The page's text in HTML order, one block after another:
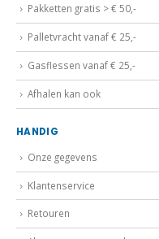
Pakketten gratis > € 50,-
Palletvracht vanaf € 25,-
Gasflessen vanaf € 25,-
Afhalen kan ook
HANDIG
Onze gegevens
Klantenservice
Retouren